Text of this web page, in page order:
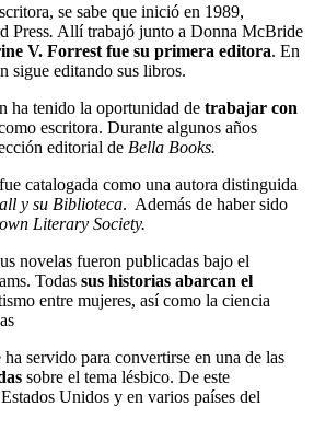
se sabe que inició en 1989,
Press. Allí trabajó junto a Donna McBride
V. Forrest fue su primera editora. En
sigue editando sus libros.
ha tenido la oportunidad de trabajar con
escritora. Durante algunos años
editorial de Bella Books.
catalogada como una autora distinguida
y su Biblioteca. Además de haber sido
Literary Society.
novelas fueron publicadas bajo el
Todas sus historias abarcan el
entre mujeres, así como la ciencia
servido para convertirse en una de las
sobre el tema lésbico. De este
Unidos y en varios países del